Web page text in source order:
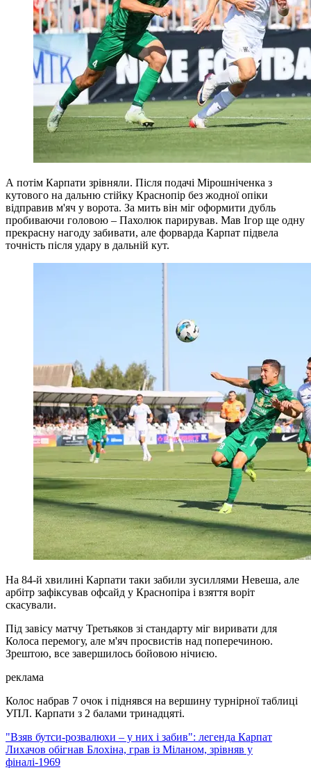
А потім Карпати зрівняли. Після подачі Мірошніченка з
кутового на дальню стійку Краснопір без жодної опіки
відправив м'яч у ворота. За мить він міг оформити дубль
пробиваючи головою – Пахолюк парирував. Мав Ігор ще одну
прекрасну нагоду забивати, але форварда Карпат підвела
точність після удару в дальній кут.
На 84-й хвилині Карпати таки забили зусиллями Невеша, але
арбітр зафіксував офсайд у Краснопіра і взяття воріт
скасували.
Під завісу матчу Третьяков зі стандарту міг виривати для
Колоса перемогу, але м'яч просвистів над поперечиною.
Зрештою, все завершилось бойовою нічиєю.
реклама
Колос набрав 7 очок і піднявся на вершину турнірної таблиці
УПЛ. Карпати з 2 балами тринадцяті.
"Взяв бутси-розвалюхи – у них і забив": легенда Карпат
Лихачов обігнав Блохіна, грав із Міланом, зрівняв у
фіналі-1969